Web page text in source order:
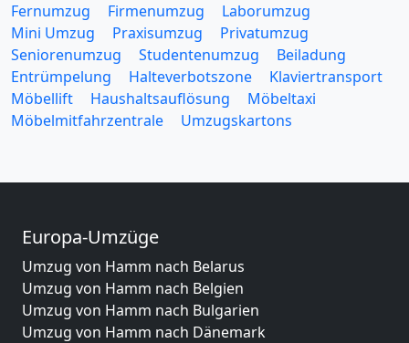
Fernumzug
Firmenumzug
Laborumzug
Mini Umzug
Praxisumzug
Privatumzug
Seniorenumzug
Studentenumzug
Beiladung
Entrümpelung
Halteverbotszone
Klaviertransport
Möbellift
Haushaltsauflösung
Möbeltaxi
Möbelmitfahrzentrale
Umzugskartons
Europa-Umzüge
Umzug von Hamm nach Belarus
Umzug von Hamm nach Belgien
Umzug von Hamm nach Bulgarien
Umzug von Hamm nach Dänemark